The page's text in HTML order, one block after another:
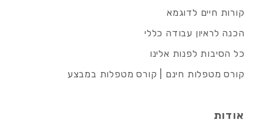
קורות חיים לדוגמא
הכנה לראיון עבודה כללי
כל הסיבות לפנות אלינו
קורס מטפלות חינם | קורס מטפלות במבצע
אודות